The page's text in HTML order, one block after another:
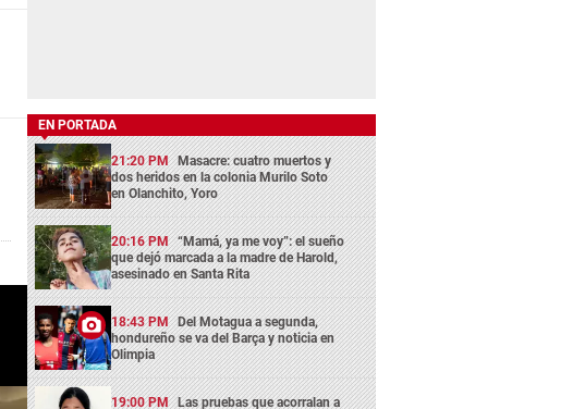
EN PORTADA
21:20 PM Masacre: cuatro muertos y
dos heridos en la colonia Murilo Soto
en Olanchito, Yoro
20:16 PM “Mamá, ya me voy”: el sueño
que dejó marcada a la madre de Harold,
asesinado en Santa Rita
18:43 PM Del Motagua a segunda,
hondureño se va del Barça y noticia en
Olimpia
19:00 PM Las pruebas que acorralan a